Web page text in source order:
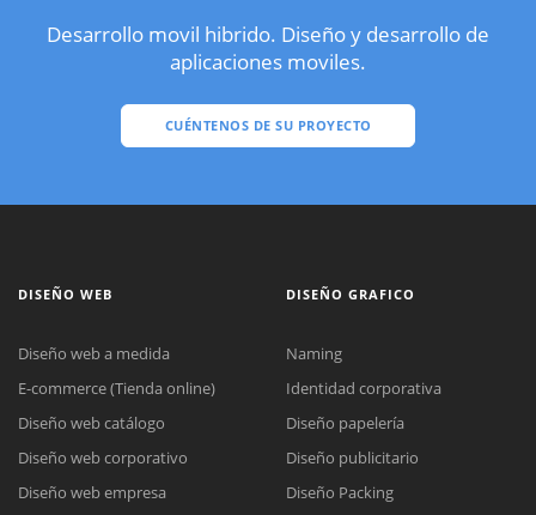
Desarrollo movil hibrido. Diseño y desarrollo de
aplicaciones moviles.
CUÉNTENOS DE SU PROYECTO
DISEÑO WEB
Diseño web a medida
E-commerce (Tienda online)
Diseño web catálogo
Diseño web corporativo
Diseño web empresa
DISEÑO GRAFICO
Naming
Identidad corporativa
Diseño papelería
Diseño publicitario
Diseño Packing